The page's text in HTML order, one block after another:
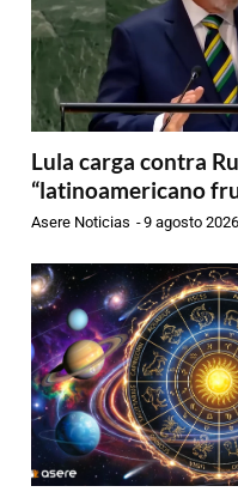
Lula carga contra
“latinoamericano
Asere Noticias -9 agosto